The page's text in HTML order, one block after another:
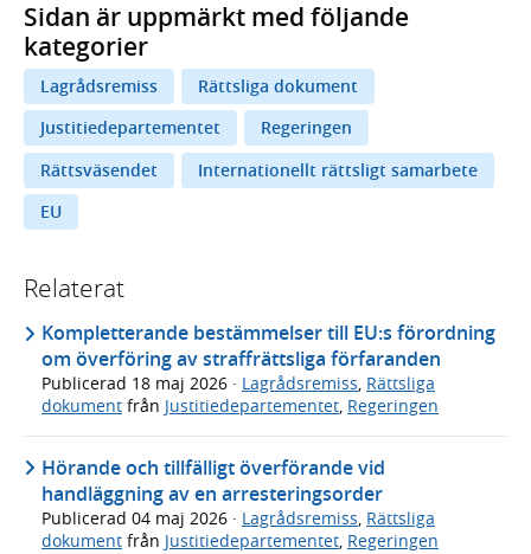
Sidan är uppmärkt med följande
kategorier
Lagrådsremiss
Rättsliga dokument
Justitiedepartementet
Regeringen
Rättsväsendet
Internationellt rättsligt samarbete
EU
Relaterat
Kompletterande bestämmelser till EU:s förordning
om överföring av straffrättsliga förfaranden
Publicerad 18 maj 2026 · Lagrådsremiss, Rättsliga
dokument från Justitiedepartementet, Regeringen
Hörande och tillfälligt överförande vid
handläggning av en arresteringsorder
Publicerad 04 maj 2026 · Lagrådsremiss, Rättsliga
dokument från Justitiedepartementet, Regeringen